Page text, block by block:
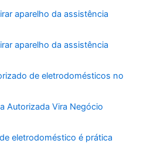
aparelho da assistência
aparelho da assistência
de eletrodomésticos no
Autorizada Vira Negócio
eletrodoméstico é prática